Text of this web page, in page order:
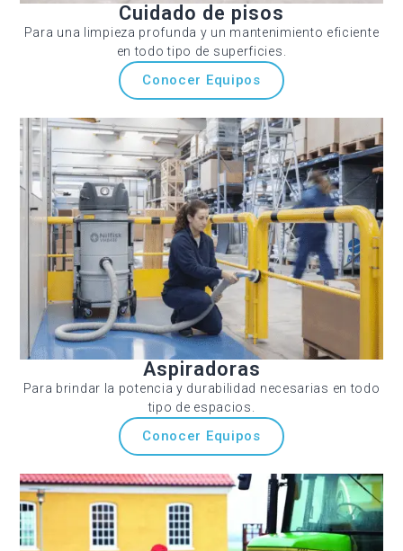
Cuidado de pisos
Para una limpieza profunda y un mantenimiento eficiente
en todo tipo de superficies.
Conocer Equipos
Aspiradoras
Para brindar la potencia y durabilidad necesarias en todo
tipo de espacios.
Conocer Equipos